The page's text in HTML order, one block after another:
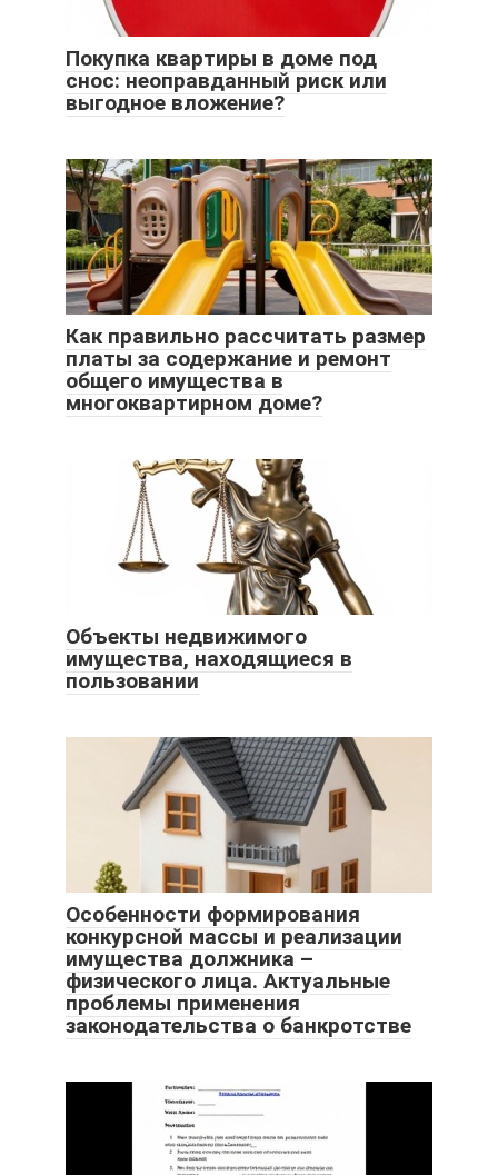
Покупка квартиры в доме под
снос: неоправданный риск или
выгодное вложение?
Как правильно рассчитать размер
платы за содержание и ремонт
общего имущества в
многоквартирном доме?
Объекты недвижимого
имущества, находящиеся в
пользовании
Особенности формирования
конкурсной массы и реализации
имущества должника –
физического лица. Актуальные
проблемы применения
законодательства о банкротстве